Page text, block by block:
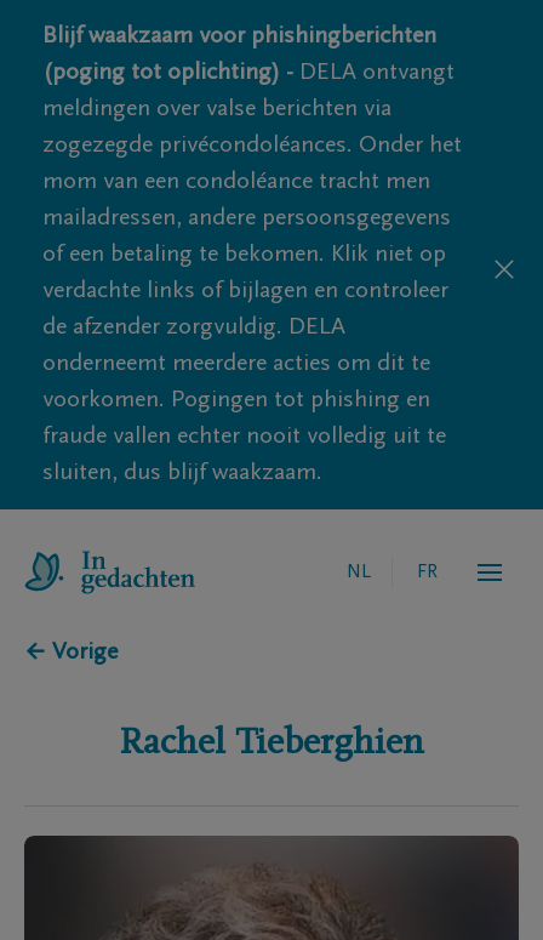
Blijf waakzaam voor phishingberichten
(poging tot oplichting) - DELA ontvangt
meldingen over valse berichten via
zogezegde privécondoléances. Onder het
mom van een condoléance tracht men
mailadressen, andere persoonsgegevens
of een betaling te bekomen. Klik niet op
verdachte links of bijlagen en controleer
de afzender zorgvuldig. DELA
onderneemt meerdere acties om dit te
voorkomen. Pogingen tot phishing en
fraude vallen echter nooit volledig uit te
sluiten, dus blijf waakzaam.
NL FR
← Vorige
Rachel Tieberghien